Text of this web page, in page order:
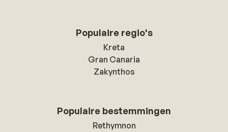
Populaire regio's
Kreta
Gran Canaria
Zakynthos
Populaire bestemmingen
Rethymnon